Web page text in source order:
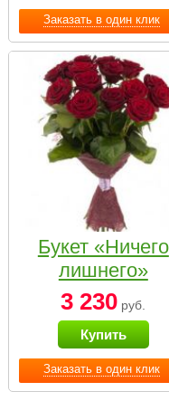
Заказать в один клик
Заказать в один клик
Букет «Ничего
лишнего»
3 230 руб.
Купить